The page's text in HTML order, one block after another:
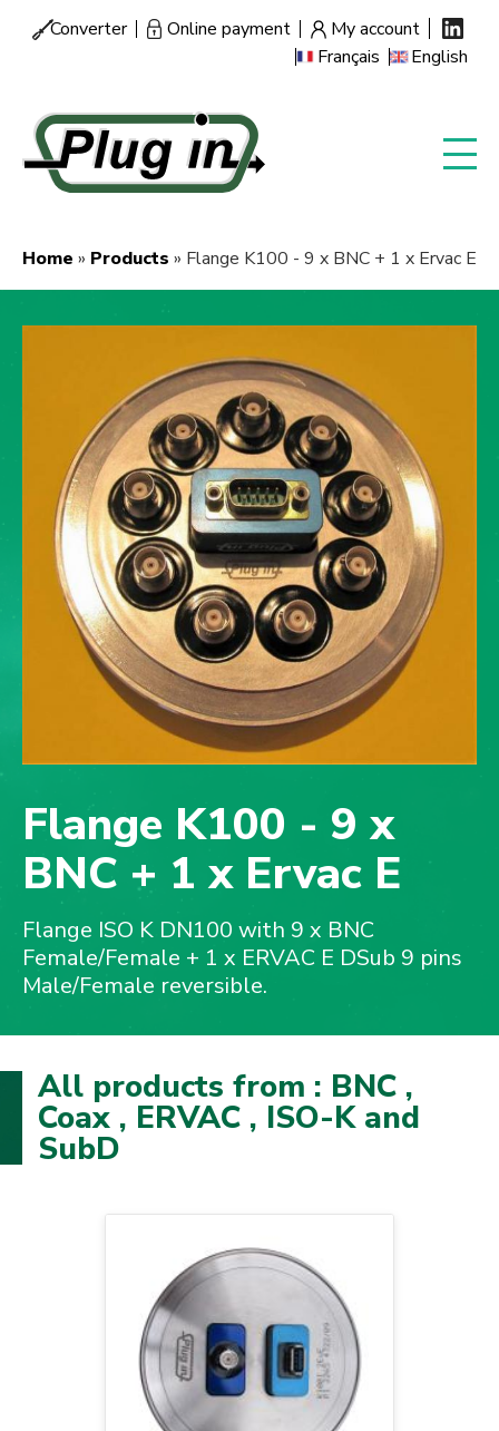
Menu
Converter Online payment
My account
Français
English
Home Products Flange K100 - 9 x BNC + 1 x Ervac E
Flange K100 - 9 x
BNC + 1 x Ervac E
Flange ISO K DN100 with 9 x BNC
Female/Female + 1 x ERVAC E DSub 9 pins
Male/Female reversible.
All products from : BNC ,
Coax , ERVAC , ISO-K and
SubD